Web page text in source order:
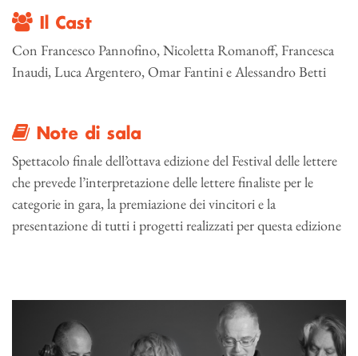
Il Cast
Con Francesco Pannofino, Nicoletta Romanoff, Francesca
Inaudi, Luca Argentero, Omar Fantini e Alessandro Betti
Note di sala
Spettacolo finale dell’ottava edizione del Festival delle lettere
che prevede l’interpretazione delle lettere finaliste per le
categorie in gara, la premiazione dei vincitori e la
presentazione di tutti i progetti realizzati per questa edizione